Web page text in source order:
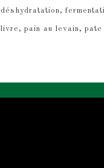
déshydratation
livre pain au levain pate